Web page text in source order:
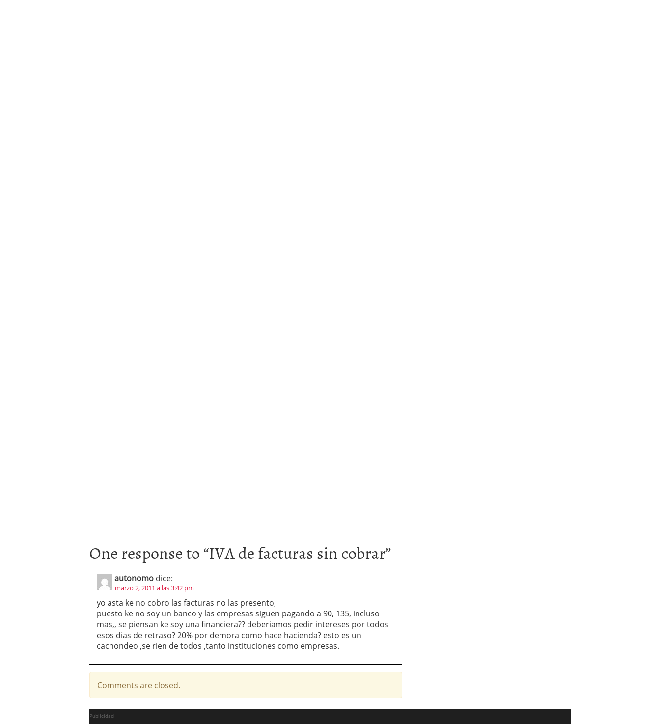
One response to “IVA de facturas sin cobrar”
autonomo dice:
marzo 2, 2011 a las 3:42 pm
yo asta ke no cobro las facturas no las presento,
puesto ke no soy un banco y las empresas siguen pagando a 90, 135, incluso
mas,, se piensan ke soy una financiera?? deberiamos pedir intereses por todos
esos dias de retraso? 20% por demora como hace hacienda? esto es un
cachondeo ,se rien de todos ,tanto instituciones como empresas.
Comments are closed.
Publicidad